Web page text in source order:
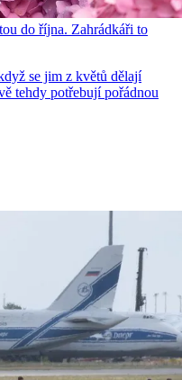
do října. Zahrádkáři to
se jim z květů dělají
tehdy potřebují pořádnou